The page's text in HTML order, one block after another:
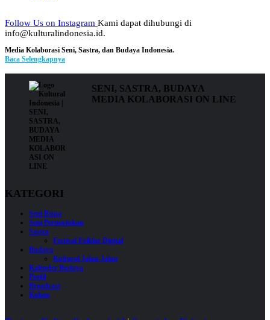
Follow Us on Instagram Kami dapat dihubungi di
info@kulturalindonesia.id.
Media Kolaborasi Seni, Sastra, dan Budaya Indonesia.
Baca Selengkapnya
SENI, SASTRA, BUDAYA
MEDIA KOLABORASI ON LINE
KATEGORI
Seni Rupa
Seni Pertunjukan
Sastra
Festival Folklor Digital
Budaya
Kultural Jalan-Jalan
Kalender Budaya
Profil
Broadcast
Kolom